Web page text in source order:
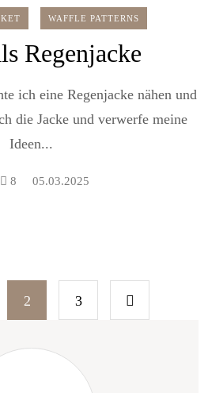
WAFFLE PATTERNS
Regenjacke
ich eine Regenjacke nähen und
die Jacke und verwerfe meine
Ideen...
8 05.03.2025
der
Beiträge
2 3